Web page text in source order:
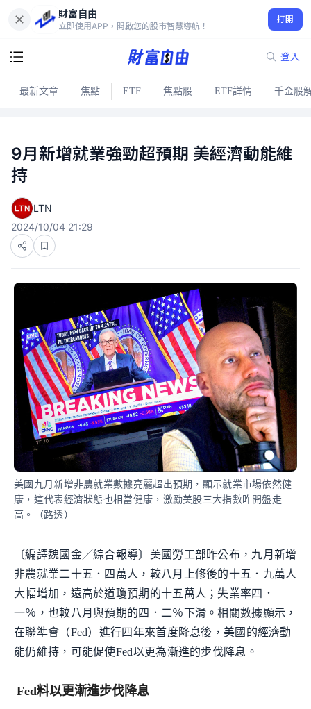
財富自由
立即使用APP，開啟您的股市智慧導航！
打開
登入
最新文章 焦點 ETF 焦點股 ETF詳情 千金股
9月新增就業強勁超預期 美經濟動能維
持
LTN
2024/10/04 21:29
美國九月新增非農就業數據亮麗超出預期，顯示就業市場依然健
康，這代表經濟狀態也相當健康，激勵美股三大指數昨開盤走
高。（路透）
〔編譯魏國金／綜合報導〕美國勞工部昨公布，九月新增
非農就業二十五．四萬人，較八月上修後的十五．九萬人
大幅增加，遠高於道瓊預期的十五萬人；失業率四．
一％，也較八月與預期的四．二％下滑。相關數據顯示，
在聯準會（Fed）進行四年來首度降息後，美國的經濟動
能仍維持，可能促使Fed以更為漸進的步伐降息。
Fed料以更漸進步伐降息